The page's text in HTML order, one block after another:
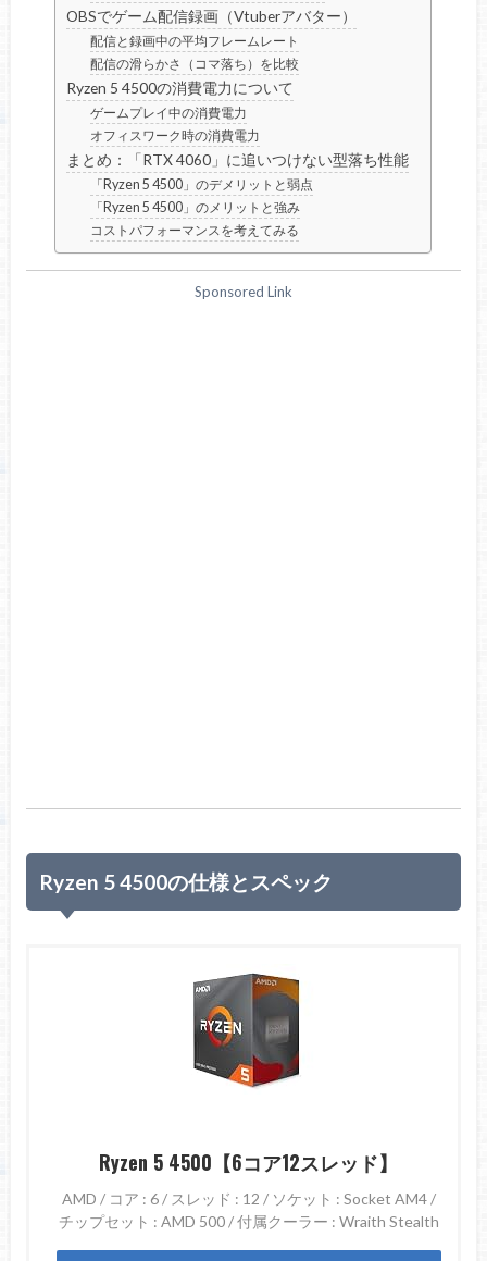
OBSでゲーム配信録画（Vtuberアバター）
配信と録画中の平均フレームレート
配信の滑らかさ（コマ落ち）を比較
Ryzen 5 4500の消費電力について
ゲームプレイ中の消費電力
オフィスワーク時の消費電力
まとめ：「RTX 4060」に追いつけない型落ち性能
「Ryzen 5 4500」のデメリットと弱点
「Ryzen 5 4500」のメリットと強み
コストパフォーマンスを考えてみる
Sponsored Link
Ryzen 5 4500の仕様とスペック
Ryzen 5 4500【6コア12スレッド】
AMD / コア : 6 / スレッド : 12 / ソケット : Socket AM4 /
チップセット : AMD 500 / 付属クーラー : Wraith Stealth